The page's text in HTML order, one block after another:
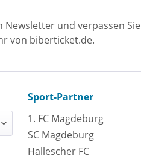
und verpassen Sie
von biberticket.de.
Sport-Partner
1. FC Magdeburg
SC Magdeburg
Hallescher FC